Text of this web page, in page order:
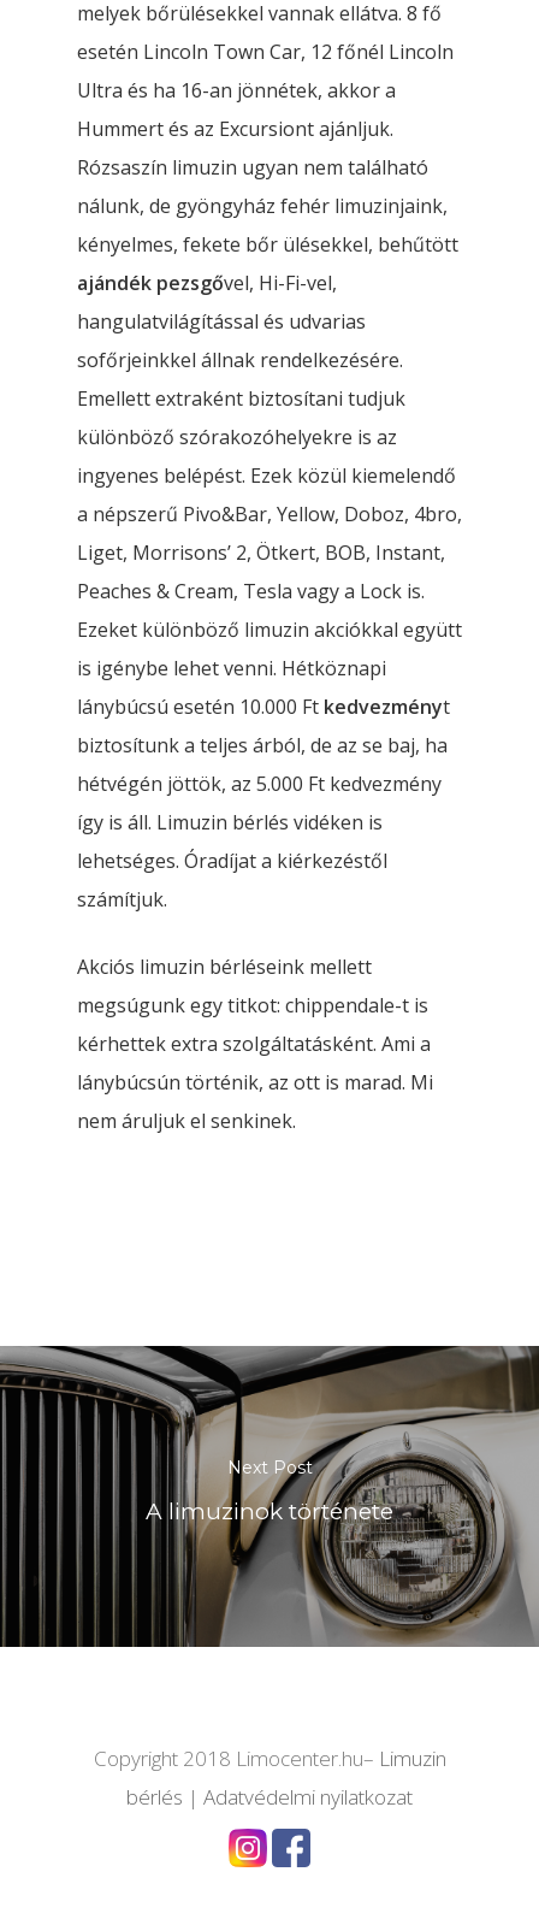
melyek bőrülésekkel vannak ellátva. 8 fő
esetén Lincoln Town Car, 12 főnél Lincoln
Ultra és ha 16-an jönnétek, akkor a
Hummert és az Excursiont ajánljuk.
Rózsaszín limuzin ugyan nem található
nálunk, de gyöngyház fehér limuzinjaink,
kényelmes, fekete bőr ülésekkel, behűtött
ajándék pezsgővel, Hi-Fi-vel,
hangulatvilágítással és udvarias
sofőrjeinkkel állnak rendelkezésére.
Emellett extraként biztosítani tudjuk
különböző szórakozóhelyekre is az
ingyenes belépést. Ezek közül kiemelendő
a népszerű Pivo&Bar, Yellow, Doboz, 4bro,
Liget, Morrisons’ 2, Ötkert, BOB, Instant,
Peaches & Cream, Tesla vagy a Lock is.
Ezeket különböző limuzin akciókkal együtt
is igénybe lehet venni. Hétköznapi
lánybúcsú esetén 10.000 Ft kedvezményt
biztosítunk a teljes árból, de az se baj, ha
hétvégén jöttök, az 5.000 Ft kedvezmény
így is áll. Limuzin bérlés vidéken is
lehetséges. Óradíjat a kiérkezéstől
számítjuk.
Akciós limuzin bérléseink mellett
megsúgunk egy titkot: chippendale-t is
kérhettek extra szolgáltatásként. Ami a
lánybúcsún történik, az ott is marad. Mi
nem áruljuk el senkinek.
Next Post
A limuzinok története
Copyright 2018 Limocenter.hu– Limuzin
bérlés | Adatvédelmi nyilatkozat
Limuzin Bérlés
Szolgáltatások
Girls’ Night Out
Csomag
Limuzin Bérlés Partira
Limuzin Bérlés
Limuzin Bérlés
Hummer Limuzin
Részletek
Limuzin Flotta
ÁRAK
Rendelés
Kapcsolat
Telefonszám: +3620 319